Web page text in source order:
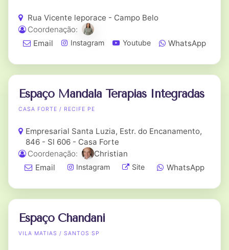
Rua Vicente leporace - Campo Belo
Coordenação:
Email
Instagram Youtube WhatsApp
Espaço Mandala Terapias Integradas
CASA FORTE / RECIFE PE
Empresarial Santa Luzia, Estr. do Encanamento,
846 - Sl 606 - Casa Forte
Coordenação:
Christian
Email
Instagram Site WhatsApp
Espaço Chandani
VILA MATIAS / SANTOS SP